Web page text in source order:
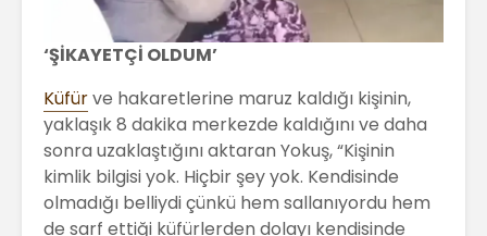
‘ŞİKAYETÇİ OLDUM’
Küfürve hakaretlerine maruz kaldığı kişinin,
yaklaşık 8 dakika merkezde kaldığını ve daha
sonra uzaklaştığını aktaran Yokuş, “Kişinin
kimlik bilgisi yok. Hiçbir şey yok. Kendisinde
olmadığı belliydi çünkü hem sallanıyordu hem
de sarf ettiği küfürlerden dolayı kendisinde